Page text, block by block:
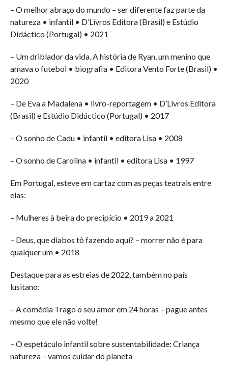
– O melhor abraço do mundo – ser diferente faz parte da
natureza • infantil • D’Livros Editora (Brasil) e Estúdio
Didáctico (Portugal) • 2021
– Um driblador da vida. A história de Ryan, um menino que
amava o futebol • biografia • Editora Vento Forte (Brasil) •
2020
– De Eva a Madalena • livro-reportagem • D’Livros Editora
(Brasil) e Estúdio Didáctico (Portugal) • 2017
– O sonho de Cadu • infantil • editora Lisa • 2008
– O sonho de Carolina • infantil • editora Lisa • 1997
Em Portugal, esteve em cartaz com as peças teatrais entre
elas:
– Mulheres à beira do precipício • 2019 a 2021
– Deus, que diabos tô fazendo aqui? – morrer não é para
qualquer um • 2018
Destaque para as estreias de 2022, também no país
lusitano:
– A comédia Trago o seu amor em 24 horas – pague antes
mesmo que ele não volte!
– O espetáculo infantil sobre sustentabilidade: Criança
natureza – vamos cuidar do planeta